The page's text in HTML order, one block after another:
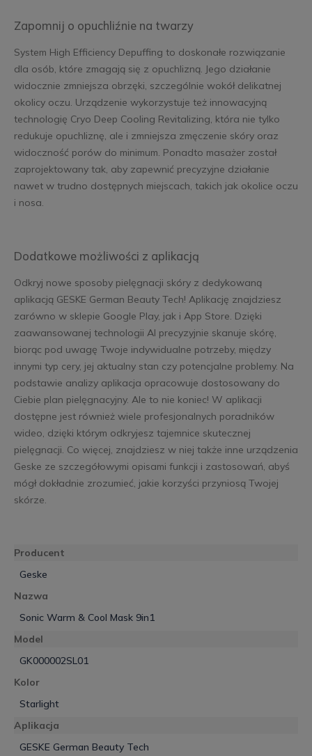
Zapomnij o opuchliźnie na twarzy
System High Efficiency Depuffing to doskonałe rozwiązanie
dla osób, które zmagają się z opuchlizną. Jego działanie
widocznie zmniejsza obrzęki, szczególnie wokół delikatnej
okolicy oczu. Urządzenie wykorzystuje też innowacyjną
technologię Cryo Deep Cooling Revitalizing, która nie tylko
redukuje opuchliznę, ale i zmniejsza zmęczenie skóry oraz
widoczność porów do minimum. Ponadto masażer został
zaprojektowany tak, aby zapewnić precyzyjne działanie
nawet w trudno dostępnych miejscach, takich jak okolice oczu
i nosa.
Dodatkowe możliwości z aplikacją
Odkryj nowe sposoby pielęgnacji skóry z dedykowaną
aplikacją GESKE German Beauty Tech! Aplikację znajdziesz
zarówno w sklepie Google Play, jak i App Store. Dzięki
zaawansowanej technologii Al precyzyjnie skanuje skórę,
biorąc pod uwagę Twoje indywidualne potrzeby, między
innymi typ cery, jej aktualny stan czy potencjalne problemy. Na
podstawie analizy aplikacja opracowuje dostosowany do
Ciebie plan pielęgnacyjny. Ale to nie koniec! W aplikacji
dostępne jest również wiele profesjonalnych poradników
wideo, dzięki którym odkryjesz tajemnice skutecznej
pielęgnacji. Co więcej, znajdziesz w niej także inne urządzenia
Geske ze szczegółowymi opisami funkcji i zastosowań, abyś
mógł dokładnie zrozumieć, jakie korzyści przyniosą Twojej
skórze.
Producent
Geske
Nazwa
Sonic Warm & Cool Mask 9in1
Model
GK000002SL01
Kolor
Starlight
Aplikacja
GESKE German Beauty Tech